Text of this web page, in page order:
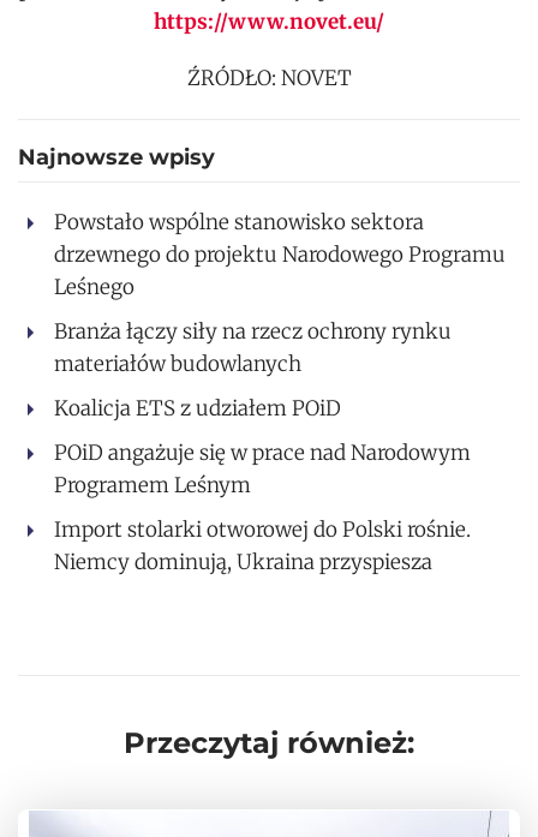
https://www.novet.eu/
ŹRÓDŁO: NOVET
Najnowsze wpisy
Powstało wspólne stanowisko sektora
drzewnego do projektu Narodowego Programu
Leśnego
Branża łączy siły na rzecz ochrony rynku
materiałów budowlanych
Koalicja ETS z udziałem POiD
POiD angażuje się w prace nad Narodowym
Programem Leśnym
Import stolarki otworowej do Polski rośnie.
Niemcy dominują, Ukraina przyspiesza
Przeczytaj również: